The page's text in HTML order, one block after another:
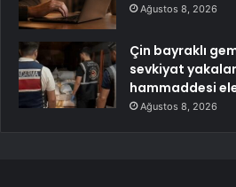
Ağustos 8, 2026
Çin bayraklı
sevkiyat
hammaddesi
Ağustos 8, 2026